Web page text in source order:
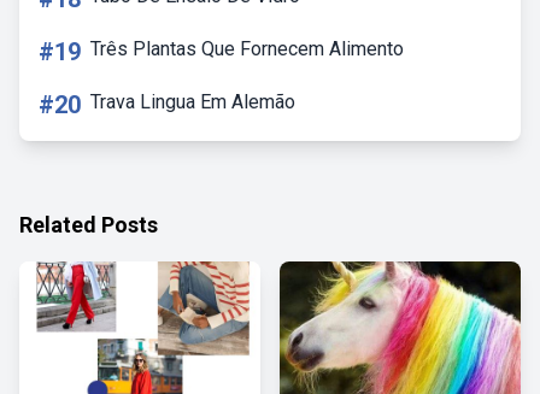
#19 Três Plantas Que Fornecem Alimento
#20 Trava Lingua Em Alemão
Related Posts